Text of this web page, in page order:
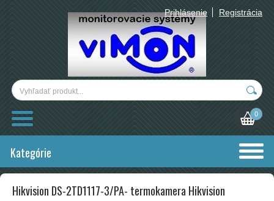
Prihlásenie Registrácia
0
Kategórie
Hikvision DS-2TD1117-3/PA- termokamera Hikvision